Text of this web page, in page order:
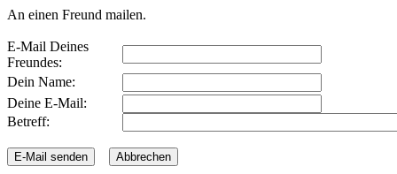
An einen Freund mailen.
E-Mail Deines
Freundes:
Dein Name:
Deine E-Mail:
Betreff: